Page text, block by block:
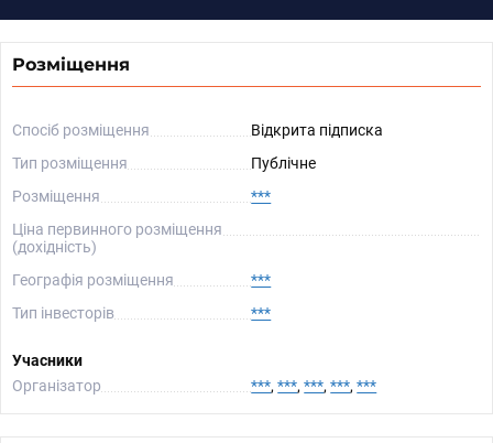
Розміщення
Спосіб розміщення
Відкрита підписка
Тип розміщення
Публічне
Розміщення
***
Ціна первинного розміщення
(дохідність)
Географія розміщення
***
Тип інвесторів
***
Учасники
Організатор
***, ***, ***, ***, ***